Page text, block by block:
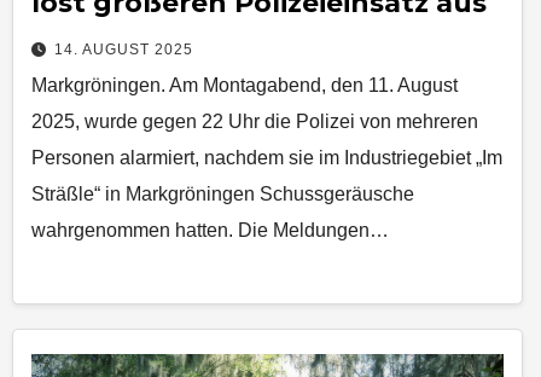
14. AUGUST 2025
Markgröningen. Am Montagabend, den 11. August
2025, wurde gegen 22 Uhr die Polizei von mehreren
Personen alarmiert, nachdem sie im Industriegebiet „Im
Sträßle“ in Markgröningen Schussgeräusche
wahrgenommen hatten. Die Meldungen…